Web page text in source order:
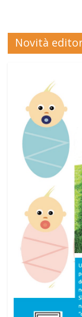
Novità